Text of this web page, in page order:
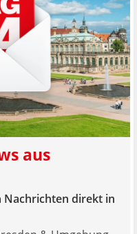
aus
Nachrichten direkt in